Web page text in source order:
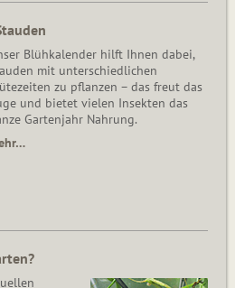
Blühkalender hilft Ihnen dabei,
mit unterschiedlichen
zu pflanzen – das freut das
und bietet vielen Insekten das
Gartenjahr Nahrung.